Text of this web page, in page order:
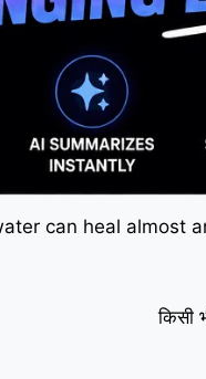
can heal almost
किसी